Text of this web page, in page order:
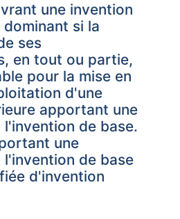
une invention
si la
ses
en tout ou partie,
pour la mise en
d'une
apportant une
de base.
une
l'invention de base
d'invention